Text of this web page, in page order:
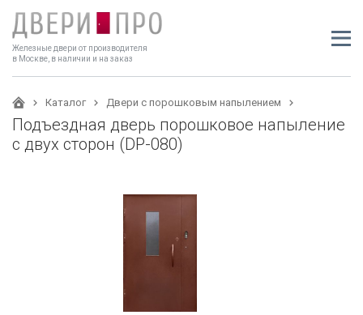
Железные двери от производителя
в Москве, в наличии и на заказ
Каталог Двери с порошковым напылением
Подъездная дверь порошковое напыление
с двух сторон (DP-080)